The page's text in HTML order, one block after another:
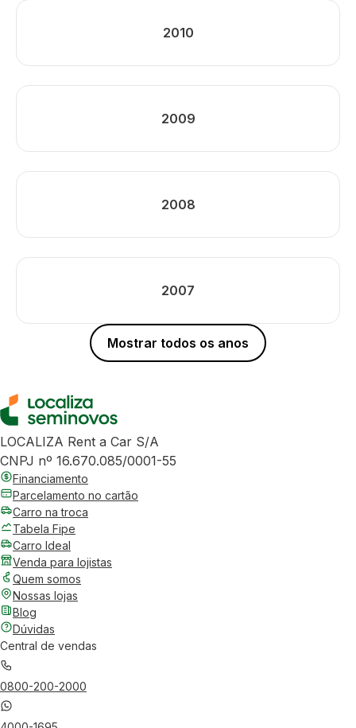
2010
2009
2008
2007
Mostrar todos os anos
LOCALIZA Rent a Car S/A
CNPJ nº 16.670.085/0001-55
Financiamento
Parcelamento no cartão
Carro na troca
Tabela Fipe
Carro Ideal
Venda para lojistas
Quem somos
Nossas lojas
Blog
Dúvidas
Central de vendas
0800-200-2000